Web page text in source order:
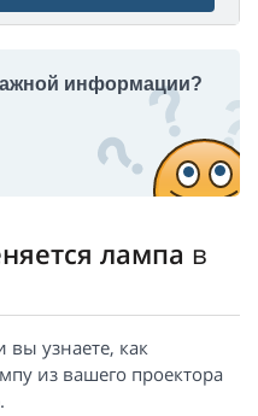
информации?
лампа в
вы узнаете, как
из вашего проектора